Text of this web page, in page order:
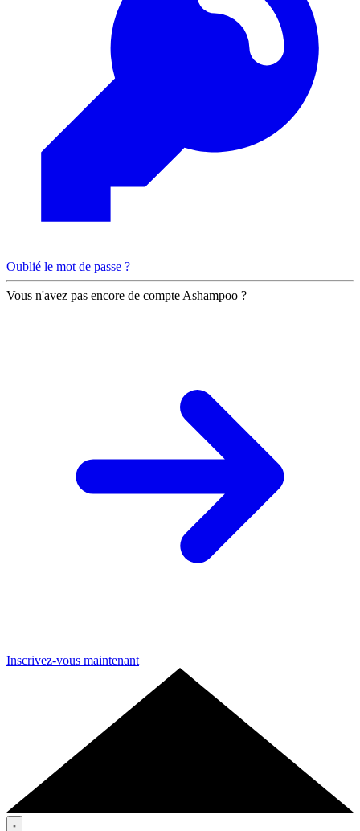
Oublié le mot de passe ?
Vous n'avez pas encore de compte Ashampoo ?
Inscrivez-vous maintenant